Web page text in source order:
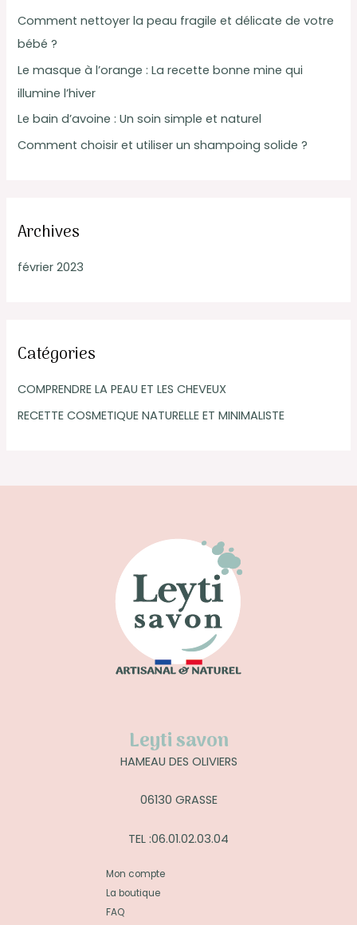
e
r
:
Comment nettoyer la peau fragile et délicate de votre
bébé ?
Le masque à l’orange : La recette bonne mine qui
illumine l’hiver
Le bain d’avoine : Un soin simple et naturel
Comment choisir et utiliser un shampoing solide ?
Archives
février 2023
Catégories
COMPRENDRE LA PEAU ET LES CHEVEUX
RECETTE COSMETIQUE NATURELLE ET MINIMALISTE
Leyti savon
HAMEAU DES OLIVIERS
06130 GRASSE
TEL :06.01.02.03.04
Mon compte
La boutique
FAQ